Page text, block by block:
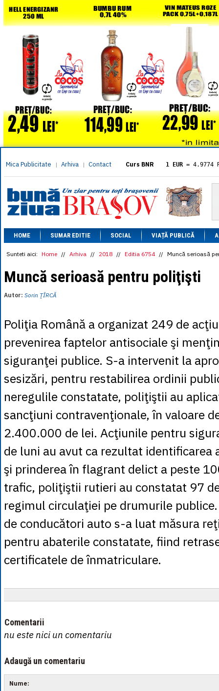
Mica Publicitate | Arhiva | Contact Curs BNR 1 EUR = 4.9774
= 5.8304
1 XAU= 464.4611
1 AED= 1.1933
1 AUD= 2.7957
1 BGN= 2.5449
1 CAD= 3.1559
1 CHF= 5.2813
1 CNY= 0.6015
1 DKK= 0.6668
1 EGP
= 0.0860
1 HUF
= 1.2223
1 MDL = 0.2538
= 0.2227
1 NOK = 0.4191
1 NZD
= 2.6097
1 PLN
= 1.1646
= 0.0425
1 RUB= 0.0530
1 SEK= 0.4526
1 TRY = 0.1141
1 UAH = 0.1048
1 XDR = 5.9383
1 ZAR= 0.2318
HOME SUMAR EDITIE SOCIAL VIAȚĂ PUBLICĂ
Sunteti aici: Home // Arhiva // 2018 // Editia 6754 // Muncă serioasă
Muncă serioasă pentru poliţişti
Autor: Sorin ŢÎRCĂ
Poliţia Română a organizat 249 de
prevenirea faptelor antisociale şi
siguranţei publice. S-a intervenit la
sesizări, pentru restabilirea ordinii
neregulile constatate, poliţiştii au
sancţiuni contravenţionale, în valoare
2.400.000 de lei. Acţiunile pentru
de luni au avut ca rezultat identificarea
şi prinderea în flagrant delict a peste
trafic, poliţiştii rutieri au constatat 97
regimul circulaţiei pe drumurile
de conducători auto s-a luat măsura
pentru abaterile constatate, fiind
certificatele de înmatriculare.
Comentarii
nu este nici un comentariu
Adaugă un comentariu
Nume: